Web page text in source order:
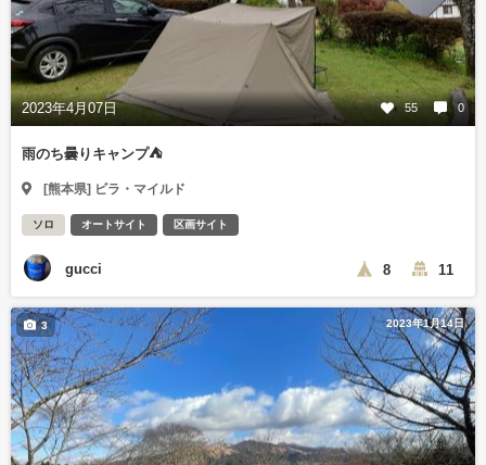
2023年4月07日 55 0
雨のち曇りキャンプ⛺
[熊本県] ビラ・マイルド
ソロ オートサイト 区画サイト
gucci 8 11
2023年1月14日
3